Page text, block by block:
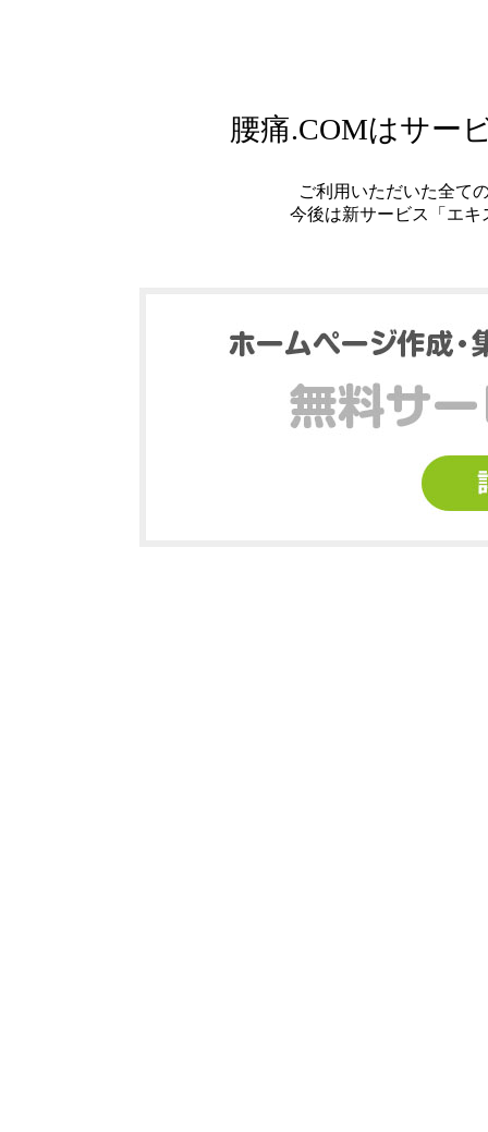
腰痛.COMはサー
ご利用いただいた全て
今後は新サービス「エ